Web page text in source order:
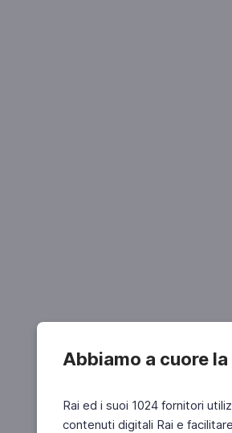
Abbiamo a cuore
Rai ed i suoi 1024 fornitori
contenuti digitali Rai e